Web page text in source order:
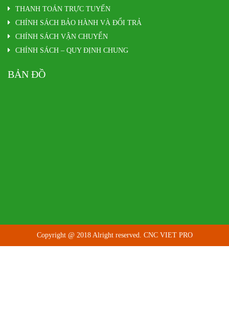
THANH TOÁN TRỰC TUYẾN
CHÍNH SÁCH BẢO HÀNH VÀ ĐỔI TRẢ
CHÍNH SÁCH VẬN CHUYỂN
CHÍNH SÁCH – QUY ĐỊNH CHUNG
BẢN ĐỒ
Copyright @ 2018 Alright reserved. CNC VIET PRO